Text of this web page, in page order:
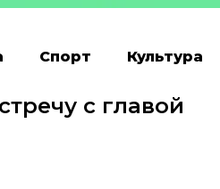
Спорт Культура
с главой